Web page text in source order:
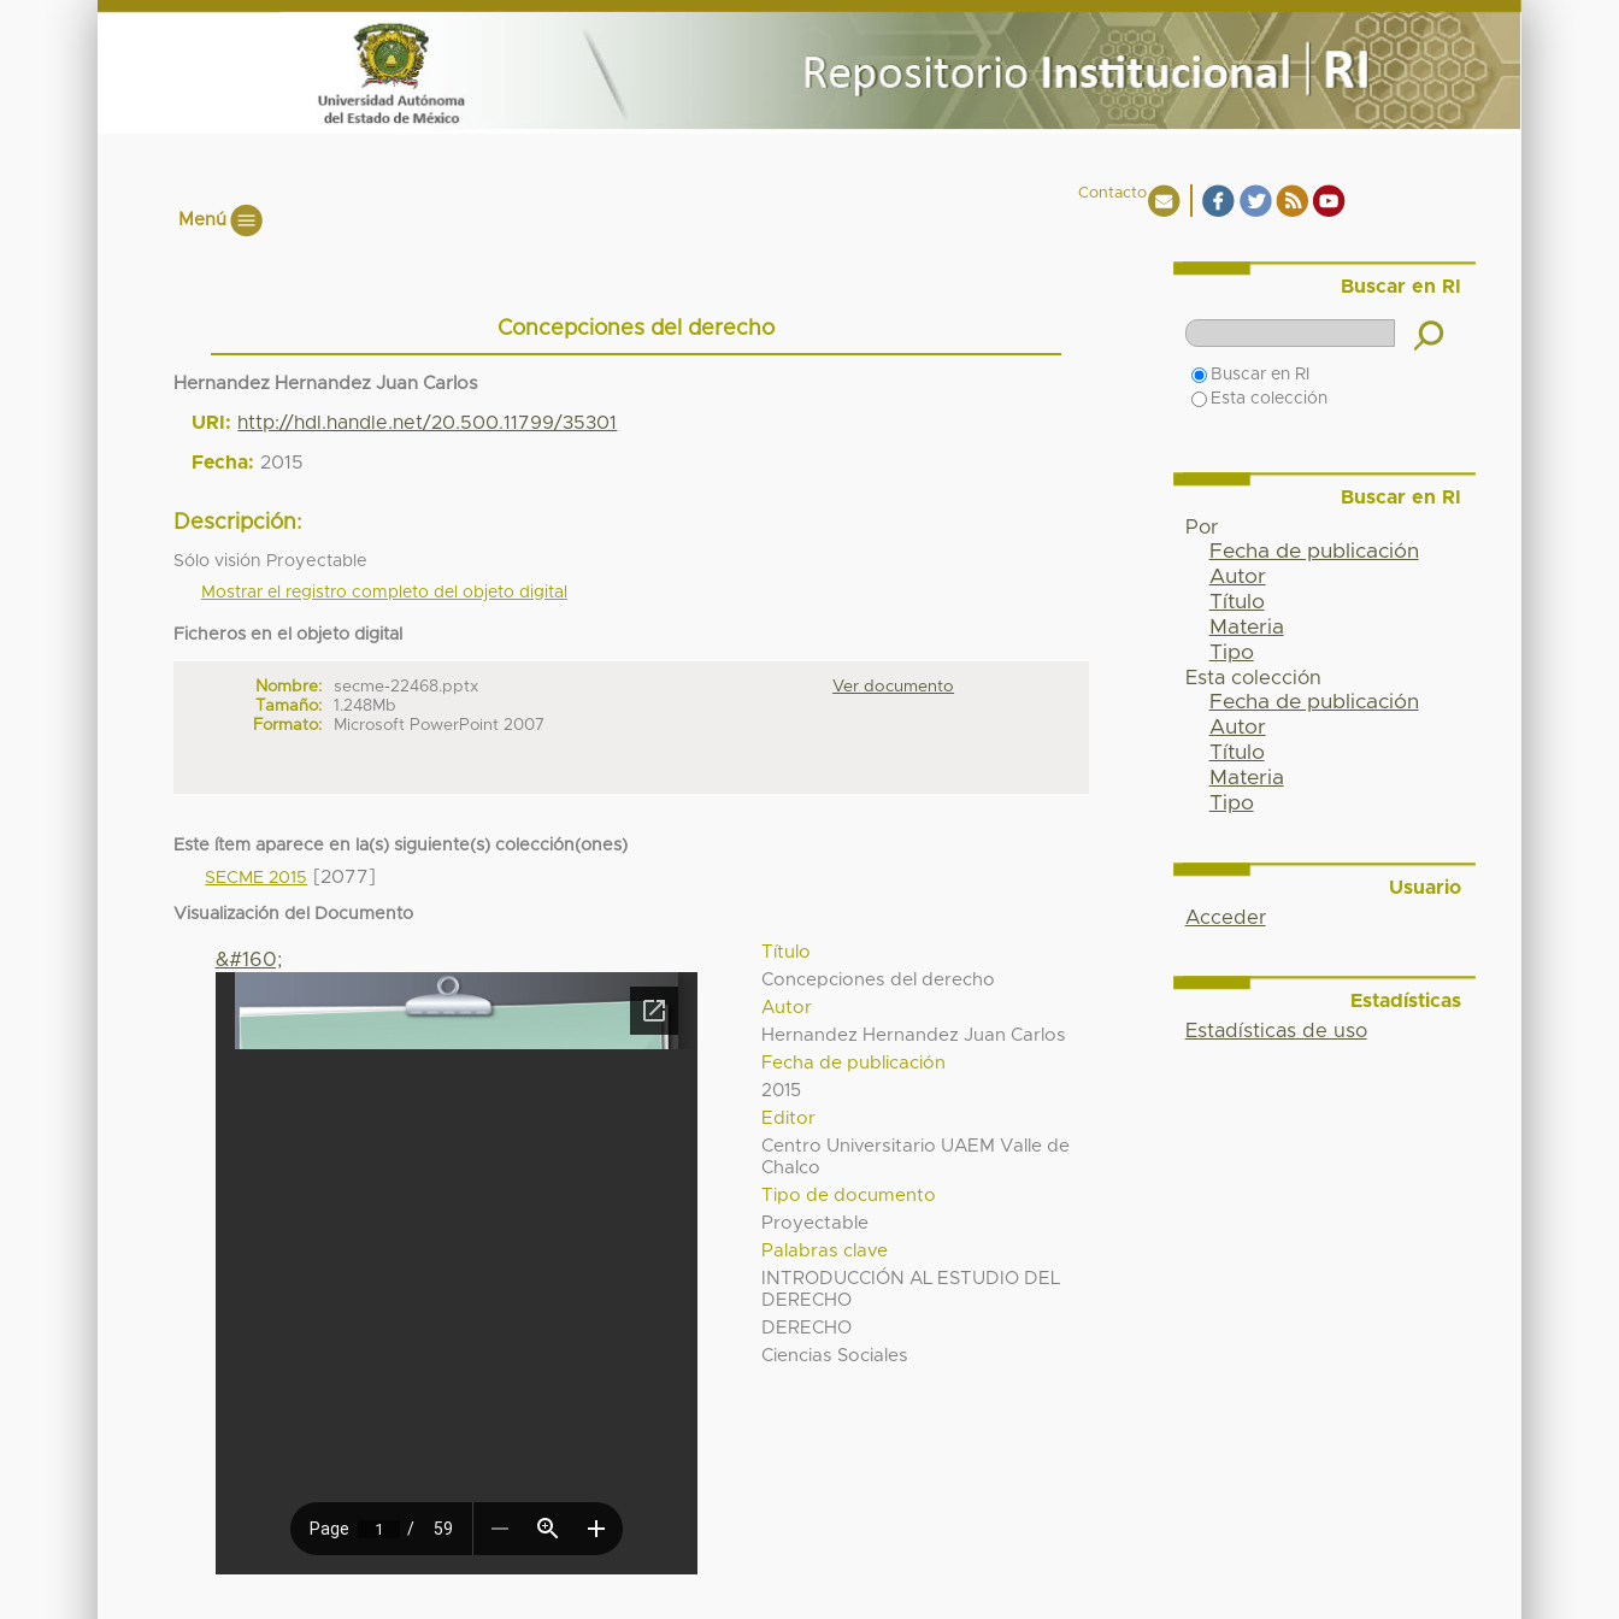
Contacto
Menú
Concepciones del derecho
Hernandez Hernandez Juan Carlos
URI: http://hdl.handle.net/20.500.11799/35301
Fecha: 2015
Descripción:
Sólo visión Proyectable
Mostrar el registro completo del objeto digital
Ficheros en el objeto digital
Nombre:
secme-22468.pptx
Tamaño:
1.248Mb
Formato:
Microsoft PowerPoint 2007
Ver documento
Este ítem aparece en la(s) siguiente(s) colección(ones)
SECME 2015
[2077]
Visualización del Documento
Título
Concepciones del derecho
Autor
Hernandez Hernandez Juan Carlos
Fecha de publicación
2015
Editor
Centro Universitario UAEM Valle de
Chalco
Tipo de documento
Proyectable
Palabras clave
INTRODUCCIÓN AL ESTUDIO DEL
DERECHO
DERECHO
Ciencias Sociales
&#160;
Buscar en RI
Buscar en RI
Esta colección
Buscar en RI
Por
Fecha de publicación
Autor
Título
Materia
Tipo
Esta colección
Fecha de publicación
Autor
Título
Materia
Tipo
Usuario
Acceder
Estadísticas
Estadísticas de uso